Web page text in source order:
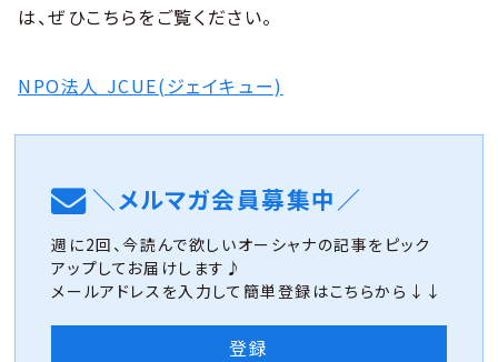
は、ぜひこちらをご覧ください。
NPO法人 JCUE(ジェイキュー)
＼メルマガ会員募集中／
週に2回、今読んで欲しいオーシャナの記事をピック
アップしてお届けします♪
メールアドレスを入力して簡単登録はこちらから↓↓
登録